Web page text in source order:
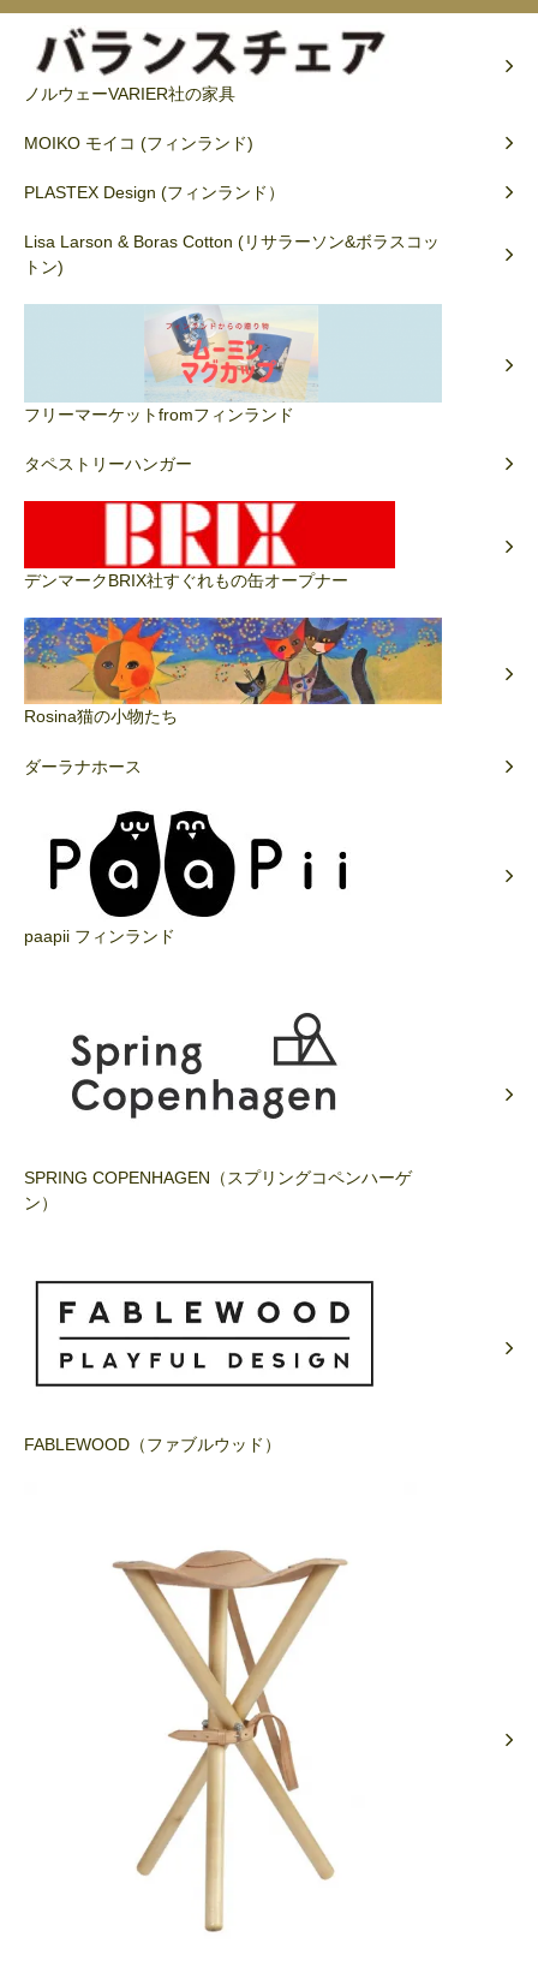
ノルウェーVARIER社の家具
MOIKO モイコ (フィンランド)
PLASTEX Design (フィンランド）
Lisa Larson & Boras Cotton (リサラーソン&ボラスコッ
トン)
フリーマーケットfromフィンランド
タペストリーハンガー
デンマークBRIX社すぐれもの缶オープナー
Rosina猫の小物たち
ダーラナホース
paapii フィンランド
SPRING COPENHAGEN（スプリングコペンハーゲ
ン）
FABLEWOOD（ファブルウッド）